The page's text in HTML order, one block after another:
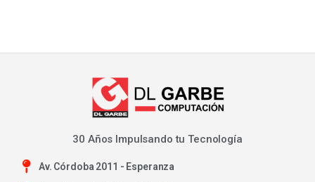
30 Años Impulsando tu Tecnología
Av. Córdoba 2011 - Esperanza